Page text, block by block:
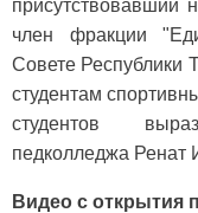
присутствовавший
член фракции
Совете Республики
студентам
студентов
педколледжа Ренат
Видео с открытия